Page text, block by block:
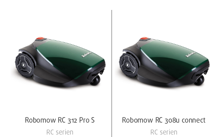
Robomow RC 312 Pro S
RC serien
Robomow RC 308u connect
RC serien